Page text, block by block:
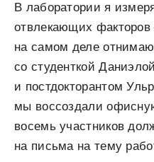
В лаборатории я
отвлекающих
на самом деле
со студенткой
и постдокторантом
мы воссоздали
восемь участников
на письма на тему